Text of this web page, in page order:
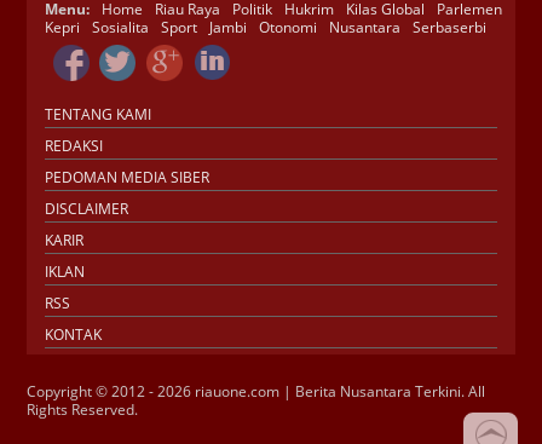
Menu: Home Riau Raya Politik Hukrim Kilas Global
Parlemen
Kepri
Sosialita Sport Jambi Otonomi Nusantara Serbaserbi
TENTANG KAMI
REDAKSI
PEDOMAN MEDIA SIBER
DISCLAIMER
KARIR
IKLAN
RSS
KONTAK
Copyright © 2012 - 2026 riauone.com | Berita Nusantara Terkini. All
Rights Reserved.